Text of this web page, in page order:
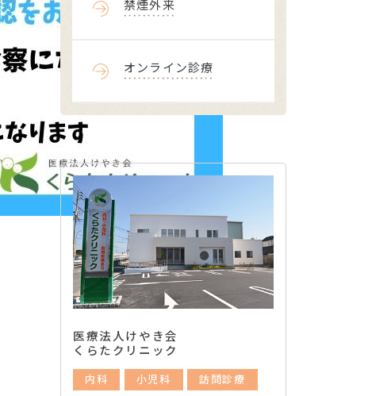
禁煙外来
オンライン診療
医療法人けやき会
くらたクリニック
内科 小児科 訪問診療